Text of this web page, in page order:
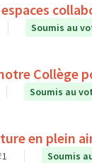
Soumis au
Collège
Soumis au
en plein
1 Soumis